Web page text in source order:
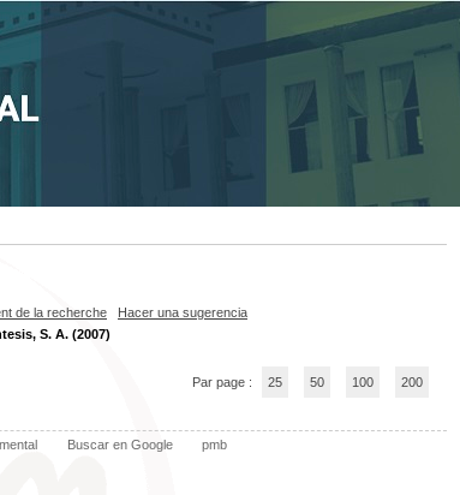
de la recherche
Hacer una sugerencia
S. A. (2007)
Par page : 25 50 100 200
Buscar en Google pmb